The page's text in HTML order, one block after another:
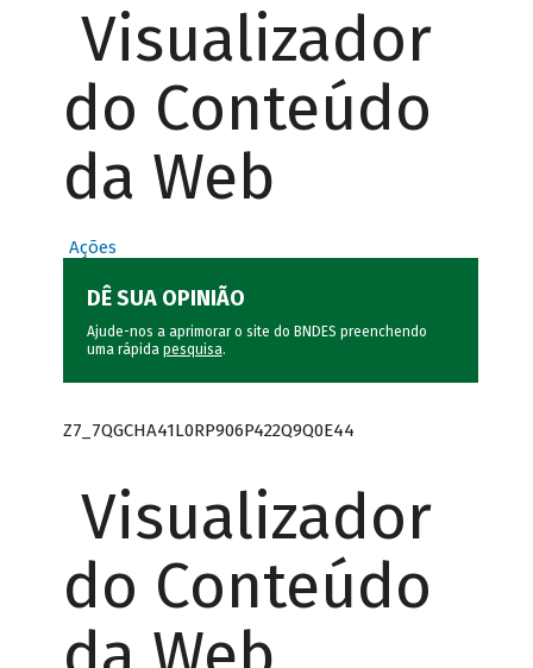
Visualizador
do Conteúdo
da Web
Ações
DÊ SUA OPINIÃO
Ajude-nos a aprimorar o site do BNDES preenchendo
uma rápida pesquisa.
Z7_7QGCHA41L0RP906P422Q9Q0E44
Visualizador
do Conteúdo